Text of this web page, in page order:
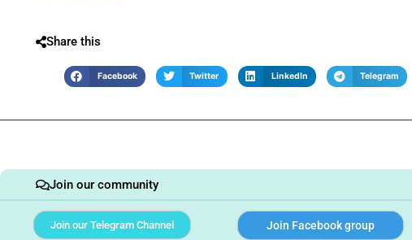
Share this
Facebook Twitter LinkedIn Telegram
Join our community
Join our Telegram Channel Join Facebook group